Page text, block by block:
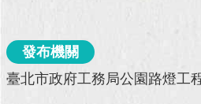
首
頁
發布機關
臺北市政府工務局公園路燈工